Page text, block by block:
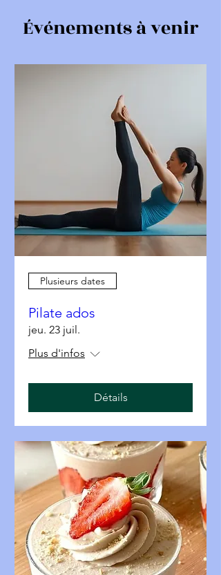
Événements à venir
Plusieurs dates
Pilate ados
jeu. 23 juil.
Plus d'infos
Détails